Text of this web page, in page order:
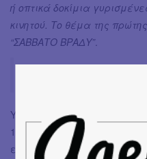
ή οπτικά δοκίμια
κινητού. Το θέμα της
“ΣΑΒΒΑΤΟ ΒΡΑΔΥ”.
Υποβλήθηκαν
16 ταινίες για το
ευκαιρία να τις